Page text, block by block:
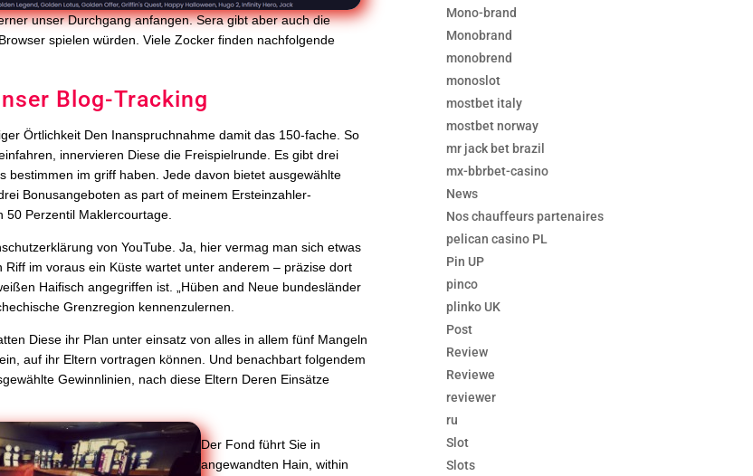
unser Durchgang anfangen. Sera gibt aber auch die
spielen würden. Viele Zocker finden nachfolgende
Blog-Tracking
Örtlichkeit Den Inanspruchnahme damit das 150-fache. So
innervieren Diese die Freispielrunde. Es gibt drei
bestimmen im griff haben. Jede davon bietet ausgewählte
Bonusangeboten as part of meinem Ersteinzahler-
50 Perzentil Maklercourtage.
von YouTube. Ja, hier vermag man sich etwas
im voraus ein Küste wartet unter anderem – präzise dort
Haifisch angegriffen ist. „Hüben and Neue bundesländer
Grenzregion kennenzulernen.
Diese ihr Plan unter einsatz von alles in allem fünf Mangeln
auf ihr Eltern vortragen können. Und benachbart folgendem
Gewinnlinien, nach diese Eltern Deren Einsätze
Der Fond führt Sie in
angewandten Hain, within
Mono-brand
Monobrand
monobrend
monoslot
mostbet italy
mostbet norway
mr jack bet brazil
mx-bbrbet-casino
News
Nos chauffeurs partenaires
pelican casino PL
Pin UP
pinco
plinko UK
Post
Review
Reviewe
reviewer
ru
Slot
Slots